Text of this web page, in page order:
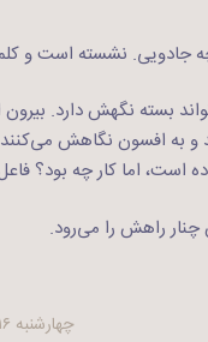
نشسته‌ است و
بسته نگهش دارد.
و به افسون نگاهش
است،‌ اما کار چه بود؟
چنار راهش را می‌رود.
چهارشنبه ۱۶ اسفند ۱۴۰۲